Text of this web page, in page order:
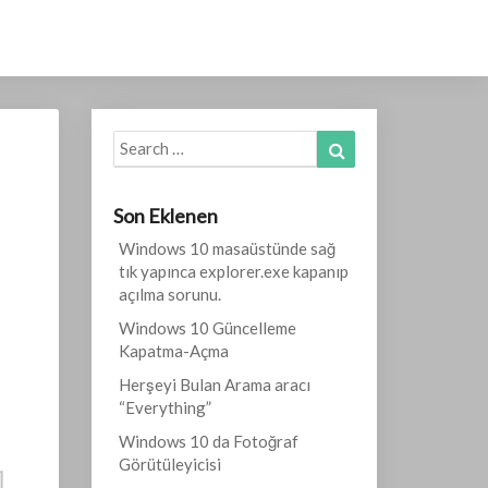
Search
for:
Son Eklenen
Windows 10 masaüstünde sağ
tık yapınca explorer.exe kapanıp
açılma sorunu.
Windows 10 Güncelleme
Kapatma-Açma
Herşeyi Bulan Arama aracı
“Everything”
Windows 10 da Fotoğraf
Görütüleyicisi